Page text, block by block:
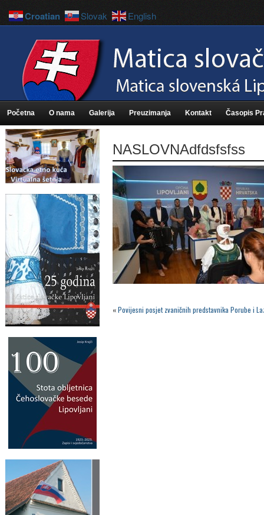
Početna O nama Galerija Preuzimanja Kontakt Časopis
NASLOVNAdfdsfsfss
«Povijesni posjet zvaničnih predstavnika Porube i
Croatian Slovak English